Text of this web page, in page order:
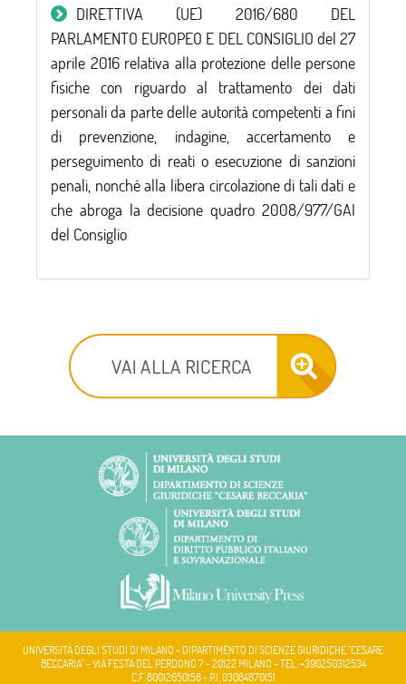
DIRETTIVA (UE) 2016/680 DEL
PARLAMENTO EUROPEO E DEL CONSIGLIO del 27
aprile 2016 relativa alla protezione delle persone
fisiche con riguardo al trattamento dei dati
personali da parte delle autorità competenti a fini
di prevenzione, indagine, accertamento e
perseguimento di reati o esecuzione di sanzioni
penali, nonché alla libera circolazione di tali dati e
che abroga la decisione quadro 2008/977/GAI
del Consiglio
UNIVERSITÀ DEGLI STUDI DI MILANO - DIPARTIMENTO DI SCIENZE GIURIDICHE "CESARE
BECCARIA" - VIA FESTA DEL PERDONO 7 - 20122 MILANO - TEL. +390250312534
C.F. 80012650158 - P.I. 03064870151